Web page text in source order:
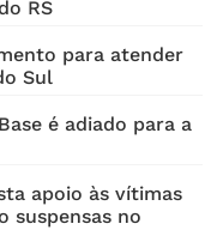
RS
para atender
Sul
é adiado para a
apoio às vítimas
suspensas no